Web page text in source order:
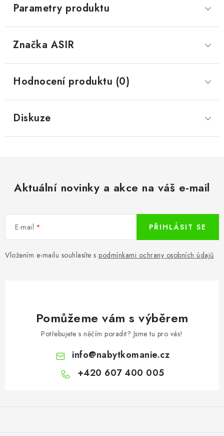
Parametry produktu
Značka ASIR
Hodnocení produktu (0)
Diskuze
Aktuální novinky a akce na váš e-mail
E-mail
Vložením e-mailu souhlasíte s podmínkami ochrany osobních údajů
PŘIHLÁSIT SE
Pomůžeme vám s výběrem
Potřebujete s něčím poradit? Jsme tu pro vás!
info@nabytkomanie.cz
+420 607 400 005